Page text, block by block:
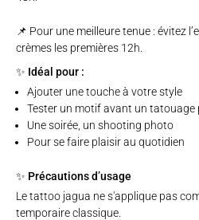
📌 Pour une meilleure tenue : évitez
crèmes les premières 12h.
✨ Idéal pour :
Ajouter une touche à votre style
Tester un motif avant un tatouage
Une soirée, un shooting photo
Pour se faire plaisir au quotidien
✨ Précautions d’usage
Le tattoo jagua ne s'applique pas
temporaire classique.